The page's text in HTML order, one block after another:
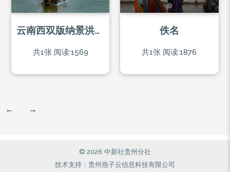
云南西双版纳景洪勐罕镇(橄榄坝)
共1张 阅读:1569
佚名
共1张 阅读:1876
← →
© 2026 中新社贵州分社
技术支持：贵州燕子云信息科技有限公司